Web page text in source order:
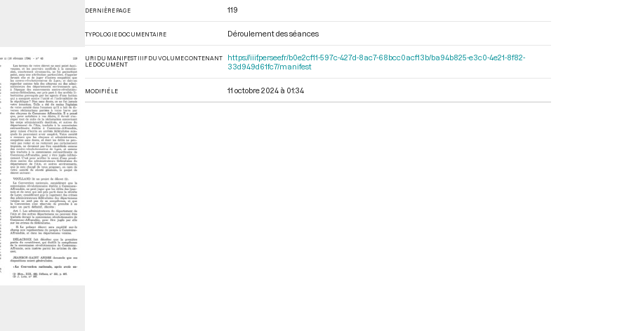
DERNIÈRE PAGE 119
TYPOLOGIE DOCUMENTAIRE Déroulement des séances
URI DU MANIFEST IIIF DU VOLUME CONTENANT
LE DOCUMENT
https://iiif.persee.fr/b0e2cf11-597c-427d-8ac7-68bcc0acf13b/ba94b825-e3c0-4e21-8f82-
33d949d61fc7/manifest
MODIFIÉ LE 11 octobre 2024 à 01:34